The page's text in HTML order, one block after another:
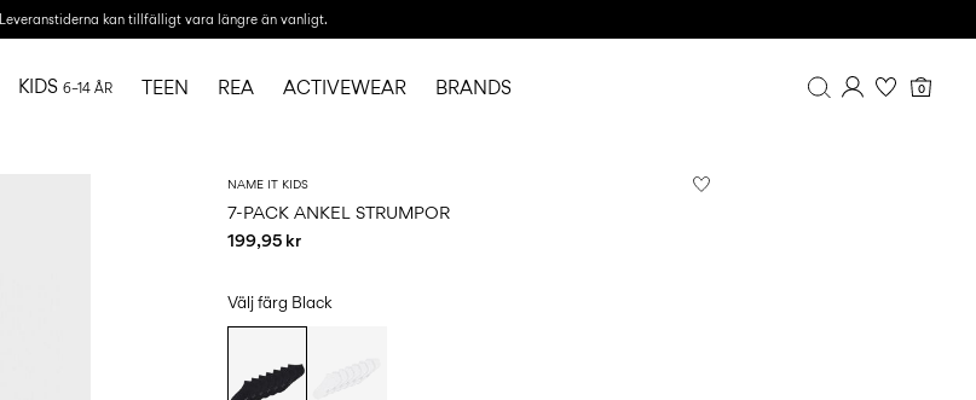
Leveranstiderna kan tillfälligt vara längre än vanligt.
0
KIDS 6–14 ÅR TEEN REA ACTIVEWEAR BRANDS
NAME IT KIDS
7-PACK ANKEL STRUMPOR
199,95 kr
Välj färg Black